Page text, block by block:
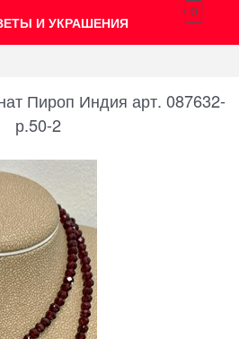
И УКРАШЕНИЯ
0
Пироп Индия арт. 087632-
р.50-2